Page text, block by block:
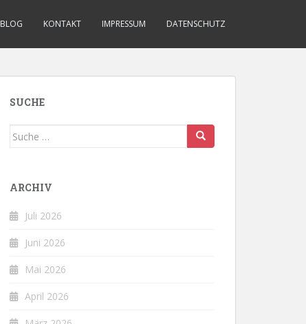
BLOG KONTAKT IMPRESSUM DATENSCHUTZ
SUCHE
Suche
ARCHIV
Juli 2026
Juni 2026
Mai 2026
April 2026